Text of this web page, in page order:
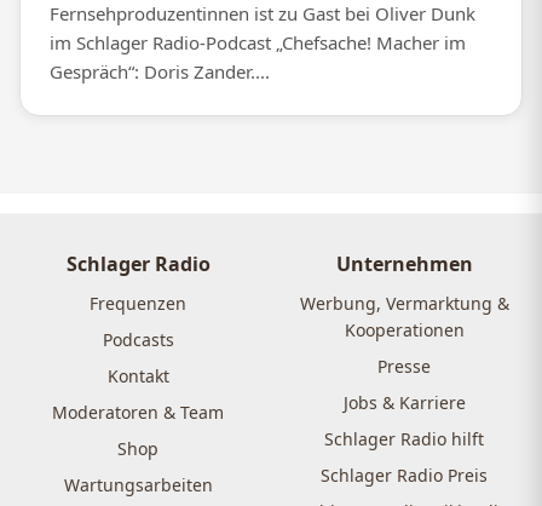
Fernsehproduzentinnen ist zu Gast bei Oliver Dunk
im Schlager Radio-Podcast „Chefsache! Macher im
Gespräch“: Doris Zander....
Schlager Radio
Frequenzen
Podcasts
Kontakt
Moderatoren & Team
Shop
Wartungsarbeiten
Unternehmen
Werbung, Vermarktung &
Kooperationen
Presse
Jobs & Karriere
Schlager Radio hilft
Schlager Radio Preis